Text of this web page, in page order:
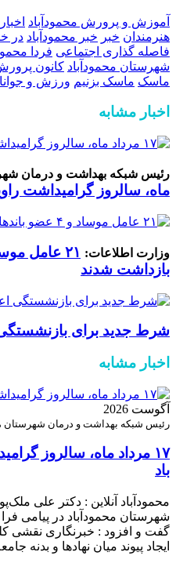
آموزش و پرورش محمودآباد
هنرمندان خبر خبر محمودآباد در
فاصله گذاری اجتماعی فردا
شهرستان محمودآباد کانون
ماسک ماسک بزنیم ورزش و
اخبار مشابه
رئیس شبکه بهداشت و درمان
ماه، سالروز گرامیداشت
وزارت اطلاعات:
بازداشت شدند
شرط جدید برای
اخبار مشابه
آگوست 2026
رئیس شبکه بهداشت و درمان شهرستان
۱۷ مرداد ماه، سالروز
باد
محمودآباد آنلاین : دکتر علی
شهرستان محمودآباد در پیامی
گفت و افزود : خبرنگاری نقشی
ایجاد پیوند میان نهادها و بدنه